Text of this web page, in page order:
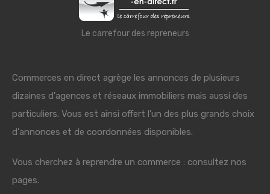
Le carrefour des repreneurs
Commerces en direct agrège les annonces de plusieurs
dizaines d'agences et réseaux immobiliers mais aussi des
particuliers. Vous est ainsi offert l'un des plus grands choix
d'annonces et de coordonnées disponibles.
Vous cherchez à reprendre un commerce : consultez nos
pages.